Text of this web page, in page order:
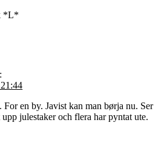
*L*
For en by. Javist kan man børja nu. Ser
julestaker och flera har pyntat ute.